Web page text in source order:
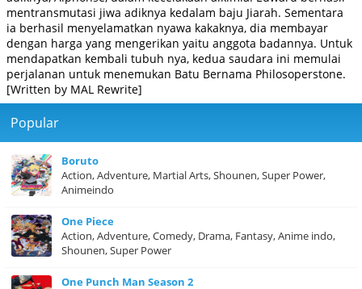
mentransmutasi jiwa adiknya kedalam baju Jiarah. Sementara
ia berhasil menyelamatkan nyawa kakaknya, dia membayar
dengan harga yang mengerikan yaitu anggota badannya. Untuk
mendapatkan kembali tubuh nya, kedua saudara ini memulai
perjalanan untuk menemukan Batu Bernama Philosoperstone.
[Written by MAL Rewrite]
Popular
Boruto
Action, Adventure, Martial Arts, Shounen, Super Power,
Animeindo
One Piece
Action, Adventure, Comedy, Drama, Fantasy, Anime indo,
Shounen, Super Power
One Punch Man Season 2